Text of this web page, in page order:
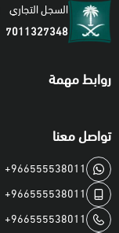
السجل التجاري
7011327348
روابط مهمة
تواصل معنا
+966555538011
+966555538011
+966555538011